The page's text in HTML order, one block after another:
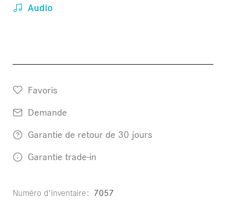
Audio
Favoris
Demande
Garantie de retour de 30 jours
Garantie trade-in
Numéro d'inventaire 7057